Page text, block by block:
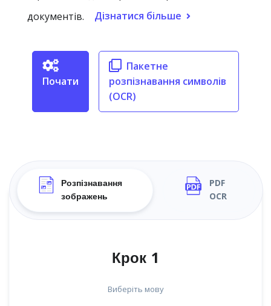
документів.
Дізнатися більше
Почати
Пакетне
розпізнавання символів
(OCR)
Розпізнавання
зображень
PDF
OCR
Крок 1
Виберіть мову